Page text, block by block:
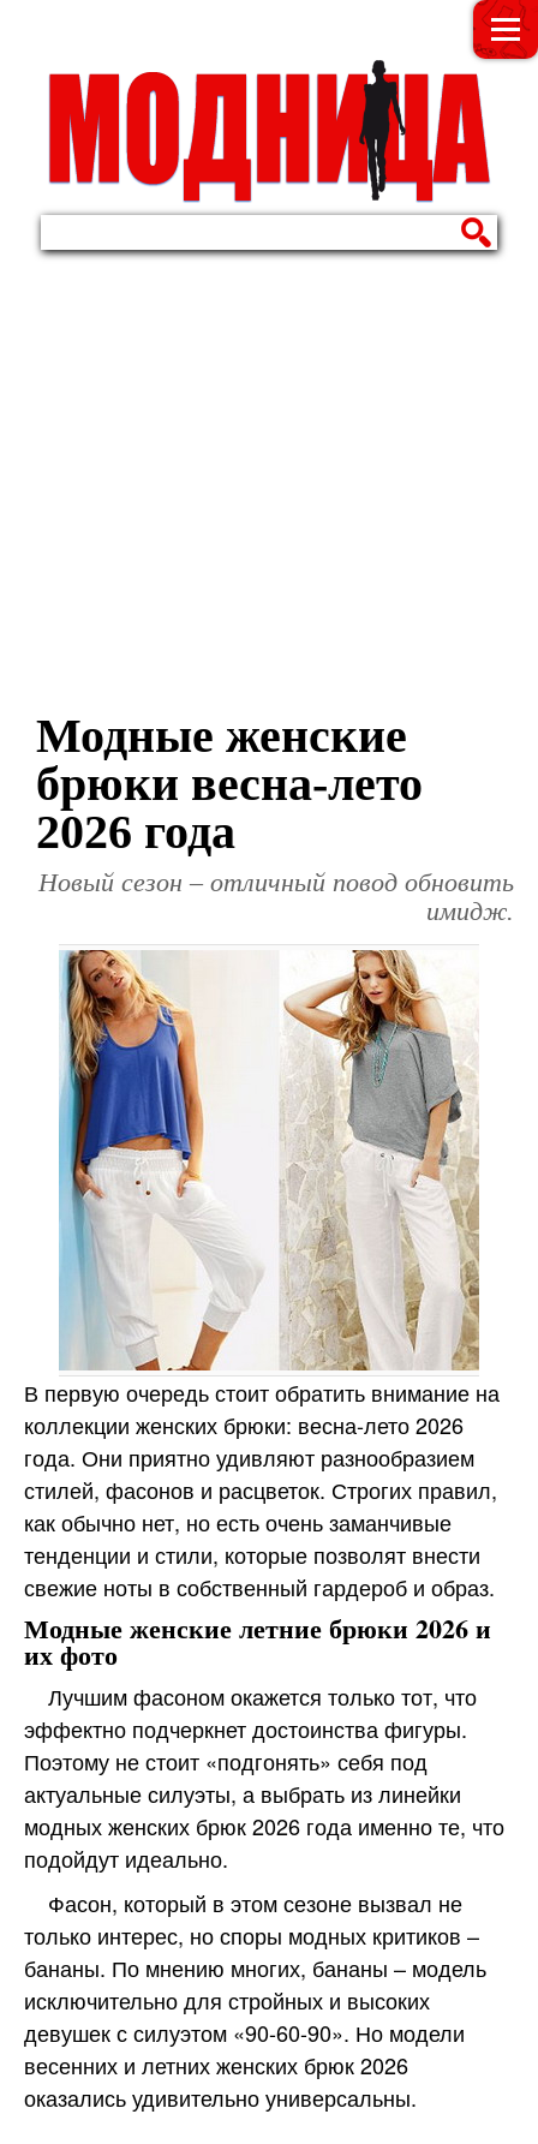
МОДНИЦА
Модные женские
брюки весна-лето
2026 года
Новый сезон – отличный повод обновить
имидж.
В первую очередь стоит обратить внимание на
коллекции женских брюки: весна-лето 2026
года. Они приятно удивляют разнообразием
стилей, фасонов и расцветок. Строгих правил,
как обычно нет, но есть очень заманчивые
тенденции и стили, которые позволят внести
свежие ноты в собственный гардероб и образ.
Модные женские летние брюки 2026 и
их фото
Лучшим фасоном окажется только тот, что
эффектно подчеркнет достоинства фигуры.
Поэтому не стоит «подгонять» себя под
актуальные силуэты, а выбрать из линейки
модных женских брюк 2026 года именно те, что
подойдут идеально.
Фасон, который в этом сезоне вызвал не
только интерес, но споры модных критиков –
бананы. По мнению многих, бананы – модель
исключительно для стройных и высоких
девушек с силуэтом «90-60-90». Но модели
весенних и летних женских брюк 2026
оказались удивительно универсальны.